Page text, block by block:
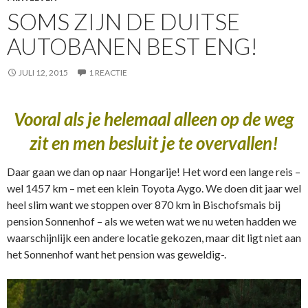
SOMS ZIJN DE DUITSE
AUTOBANEN BEST ENG!
JULI 12, 2015 1 REACTIE
Vooral als je helemaal alleen op de weg
zit en men besluit je te overvallen!
Daar gaan we dan op naar Hongarije! Het word een lange reis –
wel 1457 km – met een klein Toyota Aygo. We doen dit jaar wel
heel slim want we stoppen over 870 km in Bischofsmais bij
pension Sonnenhof – als we weten wat we nu weten hadden we
waarschijnlijk een andere locatie gekozen, maar dit ligt niet aan
het Sonnenhof want het pension was geweldig-.